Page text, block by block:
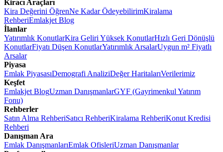
Kiracı Araçları
Kira Değerini ÖğrenNe Kadar ÖdeyebilirimKiralama
RehberiEmlakjet Blog
İlanlar
Yatırımlık KonutlarKira Geliri Yüksek KonutlarHızlı Geri Dönüşlü
KonutlarFiyatı Düşen KonutlarYatırımlık ArsalarUygun m² Fiyatlı
Arsalar
Piyasa
Emlak PiyasasıDemografi AnaliziDeğer HaritalarıVerilerimiz
Keşfet
Emlakjet BlogUzman DanışmanlarGYF (Gayrimenkul Yatırım
Fonu)
Rehberler
Satın Alma RehberiSatıcı RehberiKiralama RehberiKonut Kredisi
Rehberi
Danışman Ara
Emlak DanışmanlarıEmlak OfisleriUzman Danışmanlar